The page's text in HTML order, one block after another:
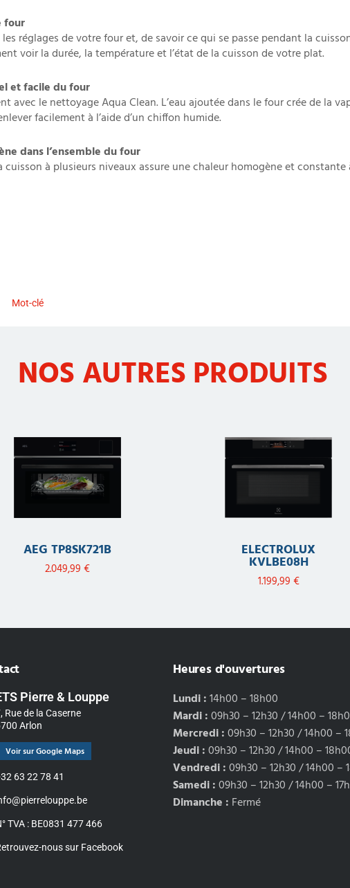
four
réglages de votre four et, de savoir ce qui se passe pendant la
voir la durée, la température et l’état de la cuisson de votre plat.
et facile du four
le nettoyage Aqua Clean. L’eau ajoutée dans le four crée de la
facilement à l’aide d’un chiffon humide.
dans l’ensemble du four
à plusieurs niveaux assure une chaleur homogène et
Mot-clé
NOS AUTRES PRODUITS
AEG TP8SK721B
2.049,99 €
ELECTROLUX
KVLBE08H
1.199,99 €
Pierre & Louppe
Rue de la Caserne
Arlon
Voir sur Google Maps
63 22 78 41
TVA : BE0831 477 466
nous sur Facebook
Heures d'ouvertures
Lundi :14h00 – 18h00
Mardi :09h30 – 12h30 / 14h00 –
Mercredi :09h30 – 12h30 / 14h00 –
Jeudi :09h30 – 12h30 / 14h00 –
Vendredi :09h30 – 12h30 / 14h00 –
Samedi :09h30 – 12h30 / 14h00 –
Dimanche : Fermé